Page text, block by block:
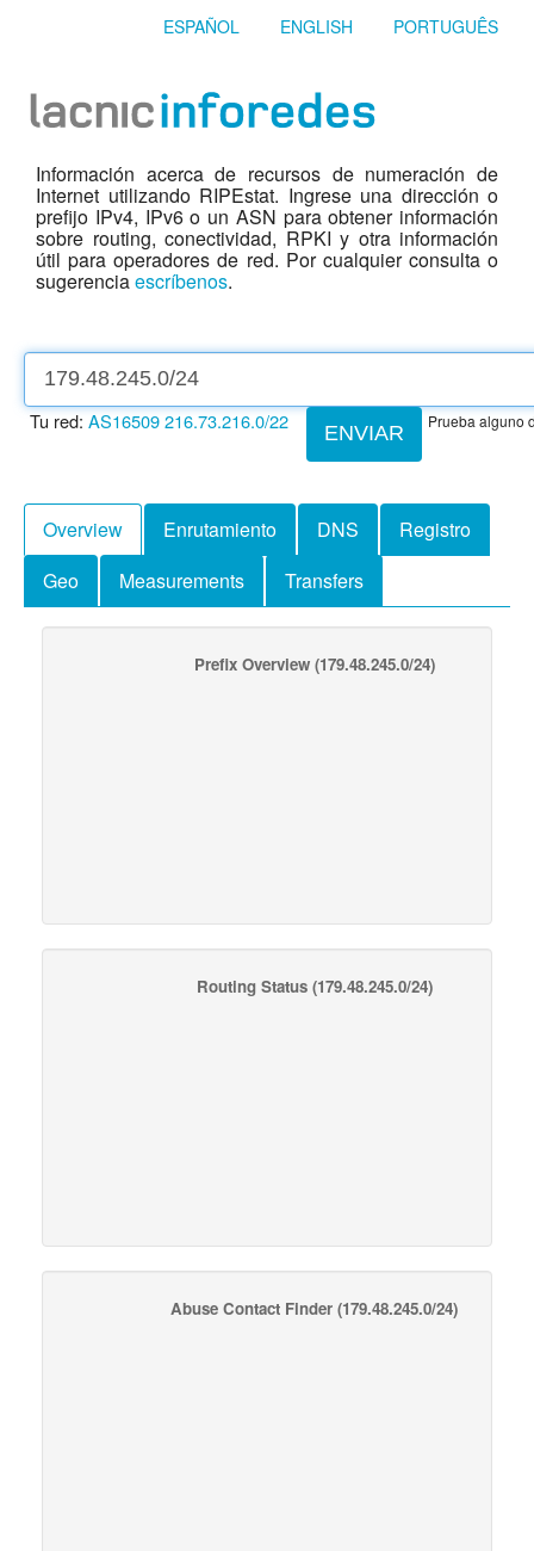
ESPAÑOL ENGLISH PORTUGUÊS
Información acerca de recursos de numeración de
Internet utilizando RIPEstat. Ingrese una dirección o
prefijo IPv4, IPv6 o un ASN para obtener información
sobre routing, conectividad, RPKI y otra información
útil para operadores de red. Por cualquier consulta o
sugerenciaescríbenos.
ENVIAR
Tu red: AS16509216.73.216.0/22 Prueba alguno
Overview Enrutamiento DNS
Registro
Geo
Measurements Transfers
Prefix Overview(179.48.245.0/24)
Routing Status(179.48.245.0/24)
Abuse Contact Finder (179.48.245.0/24)